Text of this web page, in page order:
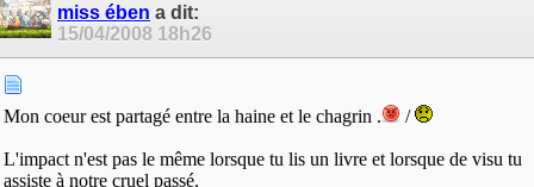
miss ében a dit:
15/04/2008 18h26
Mon coeur est partagé entre la haine et le chagrin . /
L'impact n'est pas le même lorsque tu lis un livre et lorsque de visu tu
assiste à notre cruel passé.